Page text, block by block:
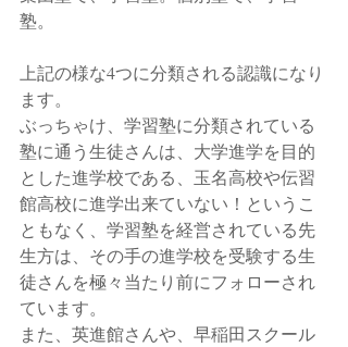
塾。
上記の様な4つに分類される認識になり
ます。
ぶっちゃけ、学習塾に分類されている
塾に通う生徒さんは、大学進学を目的
とした進学校である、玉名高校や伝習
館高校に進学出来ていない！というこ
ともなく、学習塾を経営されている先
生方は、その手の進学校を受験する生
徒さんを極々当たり前にフォローされ
ています。
また、英進館さんや、早稲田スクール